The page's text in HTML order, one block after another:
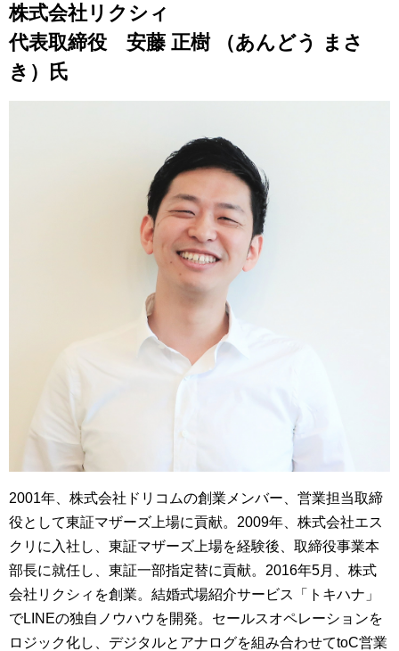
株式会社リクシィ
代表取締役 安藤 正樹 （あんどう まさ
き）氏
2001年、株式会社ドリコムの創業メンバー、営業担当取締
役として東証マザーズ上場に貢献。2009年、株式会社エス
クリに入社し、東証マザーズ上場を経験後、取締役事業本
部長に就任し、東証一部指定替に貢献。2016年5月、株式
会社リクシィを創業。結婚式場紹介サービス「トキハナ」
でLINEの独自ノウハウを開発。セールスオペレーションを
ロジック化し、デジタルとアナログを組み合わせてtoC営業